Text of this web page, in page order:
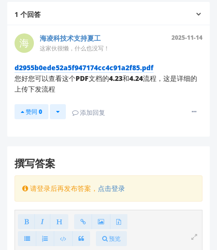
进行比对）：
发送获取图像指令（采集当前指纹）
发送生成特征指令(BufferID=1)（生成当前指纹特
发送下载特征指令(BufferID=n)（将外部Flash中
存储的特征数据下载到模块）
关键步骤
比对，而非搜索指令
可能导致比对失败的原因
您提到使用了"搜索指纹库"指令，但外部存储
场景应使用"精确比对"指令（文档[5]中4.2.7节
描述的"主控下载一个指纹特征或者模板进行精
搜索指令(Search)是针对模块内部指纹库的，
而精确比对指令(Match
特征的
1 个回答
海凌科技术支持夏工
2025-11-14
这家伙很懒，什么也没写！
d2955b0ede52a5f947174cc4c91a2f85.pdf
您好您可以查看这个PDF文档的4.23和4.24流程，这是详细的
上传下发流程
赞同 0 添加回复
撰写答案
请登录后再发布答案， 点击登录
预览